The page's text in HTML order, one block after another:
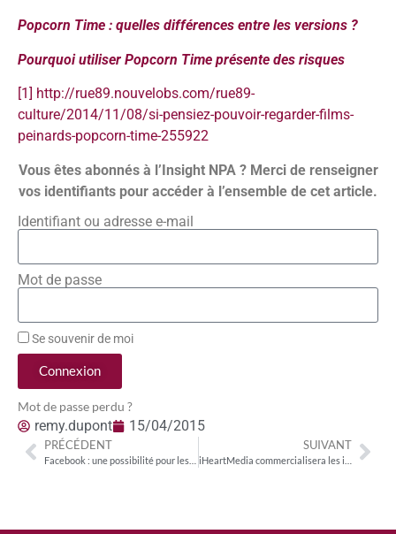
Popcorn Time : quelles différences entre les versions ?
Pourquoi utiliser Popcorn Time présente des risques
[1] http://rue89.nouvelobs.com/rue89-
culture/2014/11/08/si-pensiez-pouvoir-regarder-films-
peinards-popcorn-time-255922
Vous êtes abonnés à l’Insight NPA ? Merci de renseigner
vos identifiants pour accéder à l’ensemble de cet article.
Identifiant ou adresse e-mail
Mot de passe
Se souvenir de moi
Connexion
Mot de passe perdu ?
remy.dupont 15/04/2015
PRÉCÉDENT SUIVANT